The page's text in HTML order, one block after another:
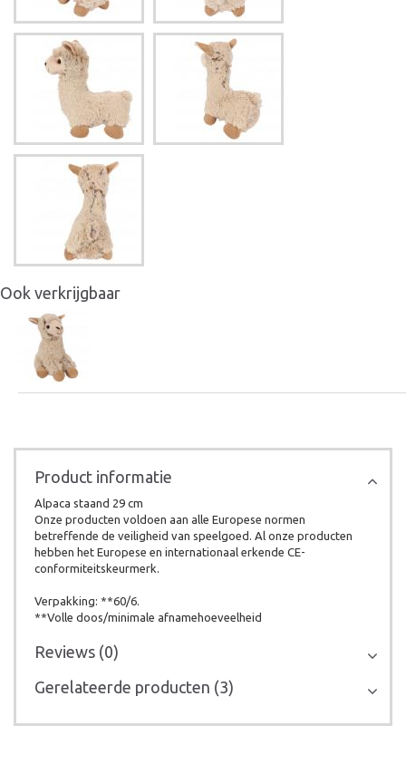
Ook verkrijgbaar
Product informatie
Alpaca staand 29 cm
Onze producten voldoen aan alle Europese normen
betreffende de veiligheid van speelgoed. Al onze producten
hebben het Europese en internationaal erkende CE-
conformiteitskeurmerk.
Verpakking: **60/6.
**Volle doos/minimale afnamehoeveelheid
Reviews (0)
Gerelateerde producten (3)